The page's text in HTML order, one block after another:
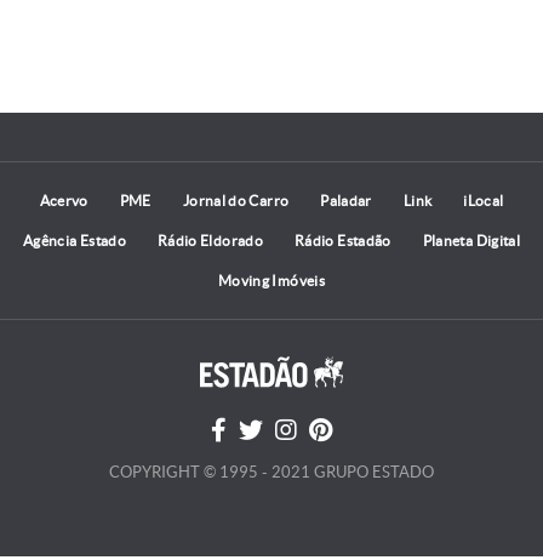
Acervo PME Jornal do Carro Paladar Link iLocal
Agência Estado Rádio Eldorado Rádio Estadão Planeta Digital
Moving Imóveis
COPYRIGHT © 1995 - 2021 GRUPO ESTADO